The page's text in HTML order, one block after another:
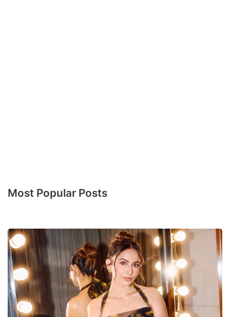
Most Popular Posts